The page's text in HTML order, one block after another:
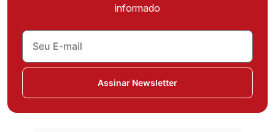
informado
Assinar Newsletter